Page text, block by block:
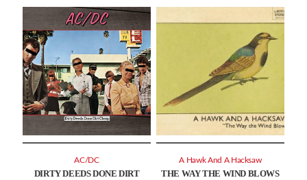
DIRTY DEEDS DONE DIRT
AC/DC
THE WAY THE WIND BLOWS
A Hawk And A Hacksaw